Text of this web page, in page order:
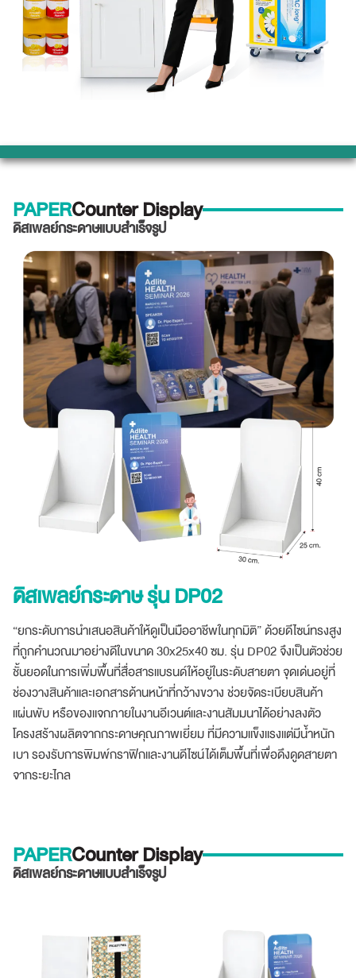
PAPERCounter Display
ดิสเพลย์กระดาษแบบสำเร็จรูป
ดิสเพลย์กระดาษ รุ่น DP02
“ยกระดับการนำเสนอสินค้าให้ดูเป็นมืออาชีพในทุกมิติ” ด้วยดีไซน์ทรงสูง
ที่ถูกคำนวณมาอย่างดีในขนาด 30x25x40 ซม. รุ่น DP02 จึงเป็นตัวช่วย
ชั้นยอดในการเพิ่มพื้นที่สื่อสารแบรนด์ให้อยู่ในระดับสายตา จุดเด่นอยู่ที่
ช่องวางสินค้าและเอกสารด้านหน้าที่กว้างขวาง ช่วยจัดระเบียบสินค้า
แผ่นพับ หรือของแจกภายในงานอีเวนต์และงานสัมมนาได้อย่างลงตัว
โครงสร้างผลิตจากกระดาษคุณภาพเยี่ยม ที่มีความแข็งแรงแต่มีน้ำหนัก
เบา รองรับการพิมพ์กราฟิกและงานดีไซน์ได้เต็มพื้นที่เพื่อดึงดูดสายตา
จากระยะไกล
PAPERCounter Display
ดิสเพลย์กระดาษแบบสำเร็จรูป